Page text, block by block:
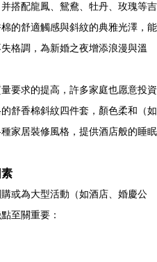
搭配龍鳳、鴛鴦、牡丹、玫瑰等吉
的舒適觸感與斜紋的典雅光澤，能
格調，為新婚之夜增添浪漫與溫
要求的提高，許多家庭也愿意投資
舒香棉斜紋四件套，顏色柔和（如
家居裝修風格，提供酒店般的睡眠
或為大型活動（如酒店、婚慶公
至關重要：